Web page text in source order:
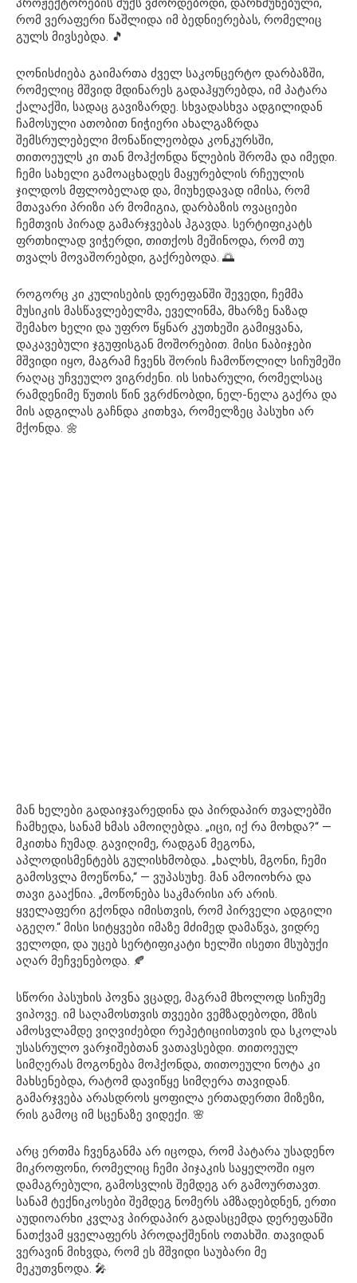
პროჟექტორების შუქს ვშორდებოდი, დარწმუნებული,
რომ ვერაფერი წაშლიდა იმ ბედნიერებას, რომელიც
გულს მივსებდა. 🎵
ღონისძიება გაიმართა ძველ საკონცერტო დარბაზში,
რომელიც მშვიდ მდინარეს გადაჰყურებდა, იმ პატარა
ქალაქში, სადაც გავიზარდე. სხვადასხვა ადგილიდან
ჩამოსული ათობით ნიჭიერი ახალგაზრდა
შემსრულებელი მონაწილეობდა კონკურსში,
თითოეულს კი თან მოჰქონდა წლების შრომა და იმედი.
ჩემი სახელი გამოაცხადეს მაყურებლის რჩეულის
ჯილდოს მფლობელად და, მიუხედავად იმისა, რომ
მთავარი პრიზი არ მომიგია, დარბაზის ოვაციები
ჩემთვის პირად გამარჯვებას ჰგავდა. სერტიფიკატს
ფრთხილად ვიჭერდი, თითქოს მეშინოდა, რომ თუ
თვალს მოვაშორებდი, გაქრებოდა. 🌅
როგორც კი კულისების დერეფანში შევედი, ჩემმა
მუსიკის მასწავლებელმა, ეველინმა, მხარზე ნაზად
შემახო ხელი და უფრო წყნარ კუთხეში გამიყვანა,
დაკავებული ჯგუფისგან მოშორებით. მისი ნაბიჯები
მშვიდი იყო, მაგრამ ჩვენს შორის ჩამოწოლილ სიჩუმეში
რაღაც უჩვეულო ვიგრძენი. ის სიხარული, რომელსაც
რამდენიმე წუთის წინ ვგრძნობდი, ნელ-ნელა გაქრა და
მის ადგილას გაჩნდა კითხვა, რომელზეც პასუხი არ
მქონდა. 🌼
მან ხელები გადაიჯვარედინა და პირდაპირ თვალებში
ჩამხედა, სანამ ხმას ამოიღებდა. „იცი, იქ რა მოხდა?“ —
მკითხა ჩუმად. გავიღიმე, რადგან მეგონა,
აპლოდისმენტებს გულისხმობდა. „ხალხს, მგონი, ჩემი
გამოსვლა მოეწონა,“ — ვუპასუხე. მან ამოიოხრა და
თავი გააქნია. „მოწონება საკმარისი არ არის.
ყველაფერი გქონდა იმისთვის, რომ პირველი ადგილი
აგეღო.“ მისი სიტყვები იმაზე მძიმედ დამაწვა, ვიდრე
ველოდი, და უცებ სერტიფიკატი ხელში ისეთი მსუბუქი
აღარ მეჩვენებოდა. 🍂
სწორი პასუხის პოვნა ვცადე, მაგრამ მხოლოდ სიჩუმე
ვიპოვე. იმ საღამოსთვის თვეები ვემზადებოდი, მზის
ამოსვლამდე ვიღვიძებდი რეპეტიციისთვის და სკოლას
უსასრულო ვარჯიშებთან ვათავსებდი. თითოეულ
სიმღერას მოგონება მოჰქონდა, თითოეული ნოტა კი
მახსენებდა, რატომ დავიწყე სიმღერა თავიდან.
გამარჯვება არასდროს ყოფილა ერთადერთი მიზეზი,
რის გამოც იმ სცენაზე ვიდექი. 🌸
არც ერთმა ჩვენგანმა არ იცოდა, რომ პატარა უსადენო
მიკროფონი, რომელიც ჩემი პიჯაკის საყელოში იყო
დამაგრებული, გამოსვლის შემდეგ არ გამოურთავთ.
სანამ ტექნიკოსები შემდეგ ნომერს ამზადებდნენ, ერთი
აუდიოარხი კვლავ პირდაპირ გადასცემდა დერეფანში
ნათქვამ ყველაფერს პროდაქშენის ოთახში. თავიდან
ვერავინ მიხვდა, რომ ეს მშვიდი საუბარი მე
მეკუთვნოდა. 🎤